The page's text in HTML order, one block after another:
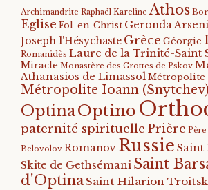
Archimandrite Raphaël Kareline Athos
Eglise Fol-en-Christ Geronda
Joseph l'Hésychaste Grèce Géorgie
Romanidès Laure de la Trinité-Saint
Miracle Monastère des Grottes de Pskov
Athanasios de Limassol Métropolite
Métropolite Ioann (Snytchev)
OptinaOptino
paternité spirituelle Prière Père
Belovolov Romanov Russie Saint
Skite de Gethsémani Saint
d'OptinaSaint Hilarion